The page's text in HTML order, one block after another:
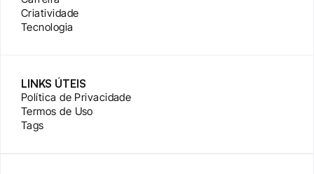
Criatividade
Tecnologia
LINKS ÚTEIS
Política de Privacidade
Termos de Uso
Tags